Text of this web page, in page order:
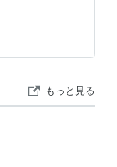
るものになり
もっと見る